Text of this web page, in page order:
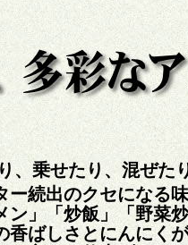
、乗せたり、混ぜた
ー続出のクセになる
ン」「炒飯」「野菜
香ばしさとにんにく